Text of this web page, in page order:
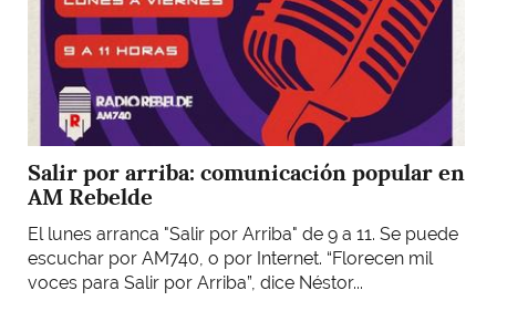
Salir por arriba: comunicación popular en
AM Rebelde
El lunes arranca "Salir por Arriba" de 9 a 11. Se puede
escuchar por AM740, o por Internet. “Florecen mil
voces para Salir por Arriba”, dice Néstor...